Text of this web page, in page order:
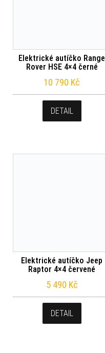
Elektrické autíčko Range
Rover HSE 4×4 černé
10 790 Kč
DETAIL
Elektrické autíčko Jeep
Raptor 4×4 červené
5 490 Kč
DETAIL